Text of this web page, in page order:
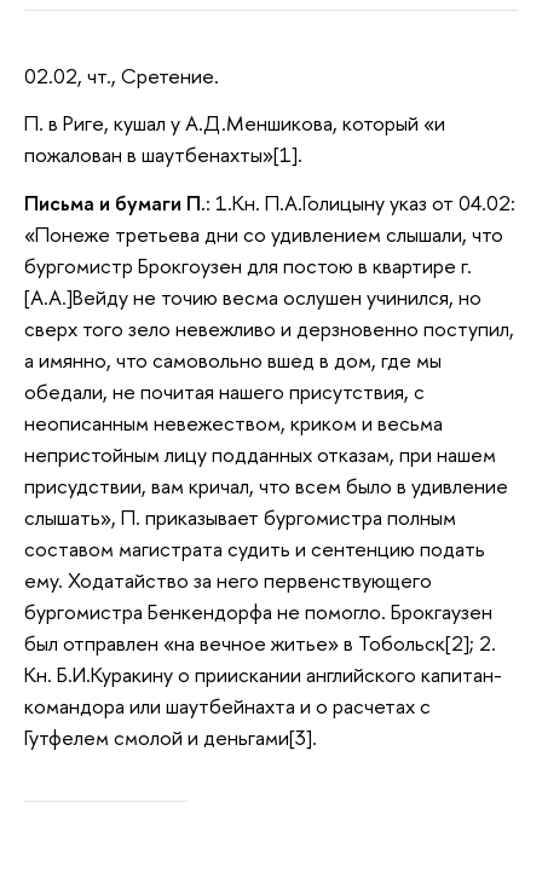
02.02, чт., Сретение.
П. в Риге, кушал у А.Д.Меншикова, который «и
пожалован в шаутбенахты»[1].
Письма и бумаги П.: 1.Кн. П.А.Голицыну указ от 04.02:
«Понеже третьева дни со удивлением слышали, что
бургомистр Брокгоузен для постою в квартире г.
[А.А.]Вейду не точию весма ослушен учинился, но
сверх того зело невежливо и дерзновенно поступил,
а имянно, что самовольно вшед в дом, где мы
обедали, не почитая нашего присутствия, с
неописанным невежеством, криком и весьма
непристойным лицу подданных отказам, при нашем
присудствии, вам кричал, что всем было в удивление
слышать», П. приказывает бургомистра полным
составом магистрата судить и сентенцию подать
ему. Ходатайство за него первенствующего
бургомистра Бенкендорфа не помогло. Брокгаузен
был отправлен «на вечное житье» в Тобольск[2]; 2.
Кн. Б.И.Куракину о приискании английского капитан-
командора или шаутбейнахта и о расчетах с
Гутфелем смолой и деньгами[3].